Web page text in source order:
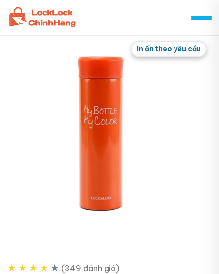
Skip
content
In ấn theo yêu cầu
★ ★ ★ ★ ★ (349 đánh giá)